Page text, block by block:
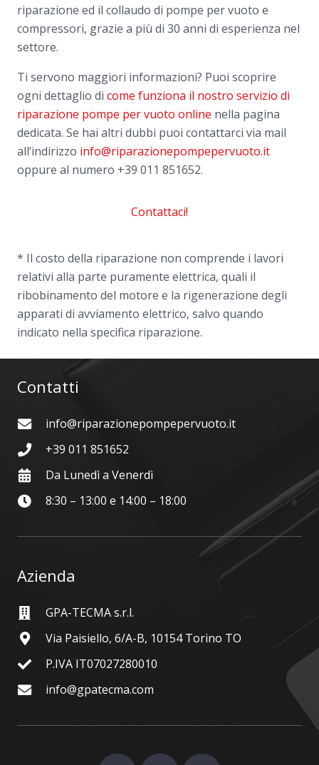
riparazione ed il collaudo di pompe per vuoto e
compressori, grazie a più di 30 anni di esperienza nel
settore.
Ti servono maggiori informazioni? Puoi scoprire
ogni dettaglio di come funziona il nostro servizio di
riparazione pompe per vuoto online nella pagina
dedicata. Se hai altri dubbi puoi contattarci via mail
all’indirizzo info@riparazionepompepervuoto.it
oppure al numero +39 011 851652.
Contattaci!
* Il costo della riparazione non comprende i lavori
relativi alla parte puramente elettrica, quali il
ribobinamento del motore e la rigenerazione degli
apparati di avviamento elettrico, salvo quando
indicato nella specifica riparazione.
Contatti
info@riparazionepompepervuoto.it
+39 011 851652
Da Lunedì a Venerdì
8:30 – 13:00 e 14:00 – 18:00
Azienda
GPA-TECMA s.r.l.
Via Paisiello, 6/A-B, 10154 Torino TO
P.IVA IT07027280010
info@gpatecma.com